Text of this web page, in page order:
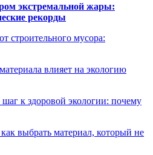
экстремальной жары:
рекорды
строительного мусора:
влияет на экологию
к здоровой экологии: почему
выбрать материал, который не